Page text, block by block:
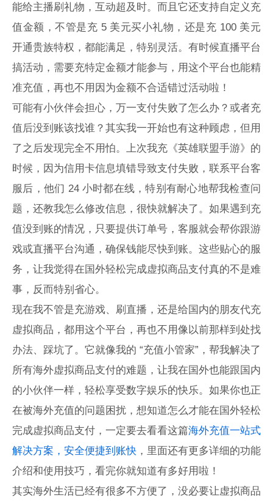
能给主播刷礼物，互动超及时。而且它还支持自定义充
值金额，不管是充 5 美元买小礼物，还是充 100 美元
开通贵族特权，都能满足，特别灵活。有时候直播平台
搞活动，需要充特定金额才能参与，用这个平台也能精
准充值，再也不用因为金额不合适错过活动啦！
可能有小伙伴会担心，万一支付失败了怎么办？或者充
值后没到账该找谁？其实我一开始也有这种顾虑，但用
了之后发现完全不用怕。上次我充《英雄联盟手游》的
时候，因为信用卡信息填错导致支付失败，联系平台客
服后，他们 24 小时都在线，特别有耐心地帮我检查问
题，还教我怎么修改信息，很快就解决了。如果遇到充
值没到账的情况，只要提供订单号，客服就会帮你跟游
戏或直播平台沟通，确保钱能尽快到账。这些贴心的服
务，让我觉得在国外轻松完成虚拟商品支付真的不是难
事，反而特别省心。
现在我不管是充游戏、刷直播，还是给国内的朋友代充
虚拟商品，都用这个平台，再也不用像以前那样到处找
办法、踩坑了。它就像我的 “充值小管家”，帮我解决了
所有海外虚拟商品支付的难题，让我在国外也能跟国内
的小伙伴一样，轻松享受数字娱乐的快乐。如果你也正
在被海外充值的问题困扰，想知道怎么才能在国外轻松
完成虚拟商品支付，一定要去看看这篇海外充值一站式
解决方案，安全便捷到账快 ，里面还有更多详细的功能
介绍和使用技巧，看完你就知道有多好用啦！
其实海外生活已经有很多不方便了，没必要让虚拟商品